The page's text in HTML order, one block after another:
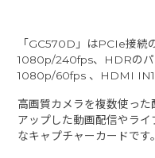
「GC570D」はPCIe接続
1080p/240fps、HDRのパ
1080p/60fps 、HDMI IN1
高画質カメラを複数使っ
アップした動画配信やラ
なキャプチャーカードです。